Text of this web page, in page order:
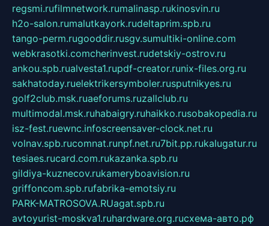
regsmi.rufilmnetwork.rumalinasp.rukinosvin.ru
h2o-salon.rumalutkayork.rudeltaprim.spb.ru
tango-perm.rugooddir.rusgv.sumultiki-online.com
webkrasotki.comcherinvest.rudetskiy-ostrov.ru
ankou.spb.rualvesta1.rupdf-creator.runix-files.org.ru
sakhatoday.ruelektrikersymboler.rusputnikyes.ru
golf2club.msk.ruaeforums.ruzallclub.ru
multimodal.msk.ruhabaigry.ruhaikko.rusobakopedia.ru
isz-fest.ruewnc.infoscreensaver-clock.net.ru
volnav.spb.rucomnat.runpf.net.ru7bit.pp.rukalugatur.ru
tesiaes.rucard.com.rukazanka.spb.ru
gildiya-kuznecov.rukameryboavision.ru
griffoncom.spb.rufabrika-emotsiy.ru
PARK-MATROSOVA.RUagat.spb.ru
avtoyurist-moskva1.ruhardware.org.ruсхема-авто.рф